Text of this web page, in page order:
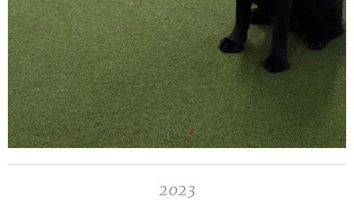
2023